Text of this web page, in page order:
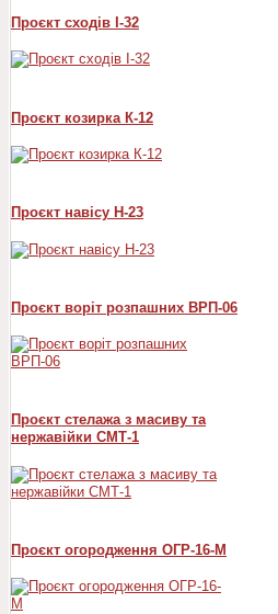
Проєкт сходів I-32
Проєкт козирка К-12
Проєкт навісу Н-23
Проєкт воріт розпашних ВРП-06
Проєкт стелажа з масиву та
нержавійки СМТ-1
Проєкт огородження ОГР-16-М